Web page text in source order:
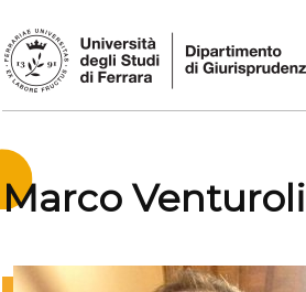
Marco Venturoli